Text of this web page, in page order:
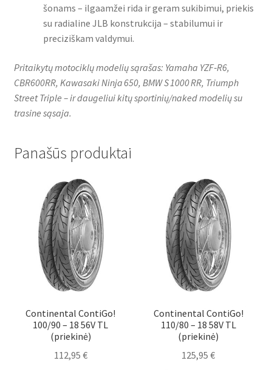
šonams – ilgaamžei rida ir geram sukibimui, priekis
su radialine JLB konstrukcija – stabilumui ir
preciziškam valdymui.
Pritaikytų motociklų modelių sąrašas: Yamaha YZF‑R6,
CBR600RR, Kawasaki Ninja 650, BMW S 1000 RR, Triumph
Street Triple – ir daugeliui kitų sportinių/naked modelių su
trasine sąsaja.
Panašūs produktai
Continental ContiGo!
100/90 – 18 56V TL
(priekinė)
112,95 €
Continental ContiGo!
110/80 – 18 58V TL
(priekinė)
125,95€